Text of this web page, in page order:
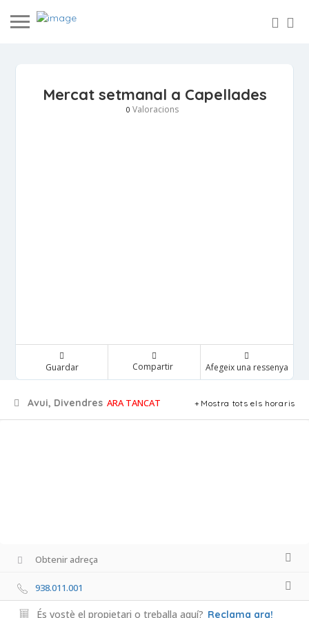
Mercat setmanal a Capellades
0 Valoracions
Guardar Compartir Afegeix una ressenya
Avui, Divendres ARA TANCAT Mostra tots els horaris
Obtenir adreça
938.011.001
És vostè el propietari o treballa aquí? Reclama ara!